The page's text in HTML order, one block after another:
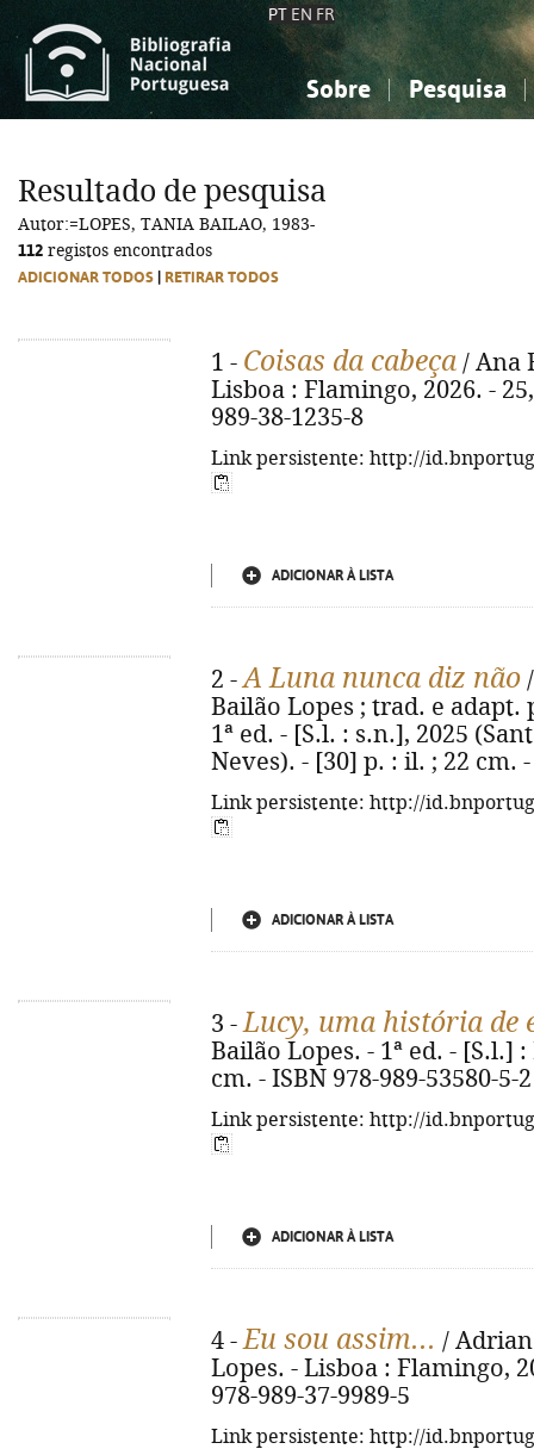
PT EN FR
Sobre Pesquisa
Ciências sociais...
Ciências sociais...
Resultado de pesquisa
Autor:=LOPES, TANIA BAILAO, 1983-
112 registos encontrados
ADICIONAR TODOS RETIRAR TODOS
1 - Coisas da cabeça / Ana
Lisboa : Flamingo, 2026. -
989-38-1235-8
Link persistente: http://
ADICIONAR À LISTA
2 -A Luna nunca diz não
Bailão Lopes ; trad. e adapt.
1ª ed. - [S.l. : s.n.], 2025
Neves). - [30] p. : il. ; 22 cm.
Link persistente: http://
ADICIONAR À LISTA
3 -Lucy, uma história de
Bailão Lopes. - 1ª ed. - [S.l.]
cm. - ISBN 978-989-53580-5-2
Link persistente: http://
ADICIONAR À LISTA
4 -Eu sou assim... /
Lopes. - Lisboa : Flamingo,
978-989-37-9989-5
Link persistente: http://